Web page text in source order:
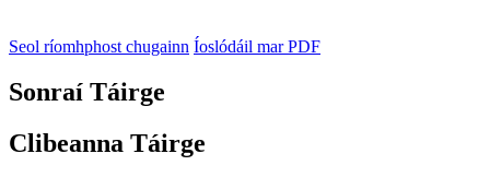
Seol ríomhphost chugainn Íoslódáil mar PDF
Sonraí Táirge
Clibeanna Táirge